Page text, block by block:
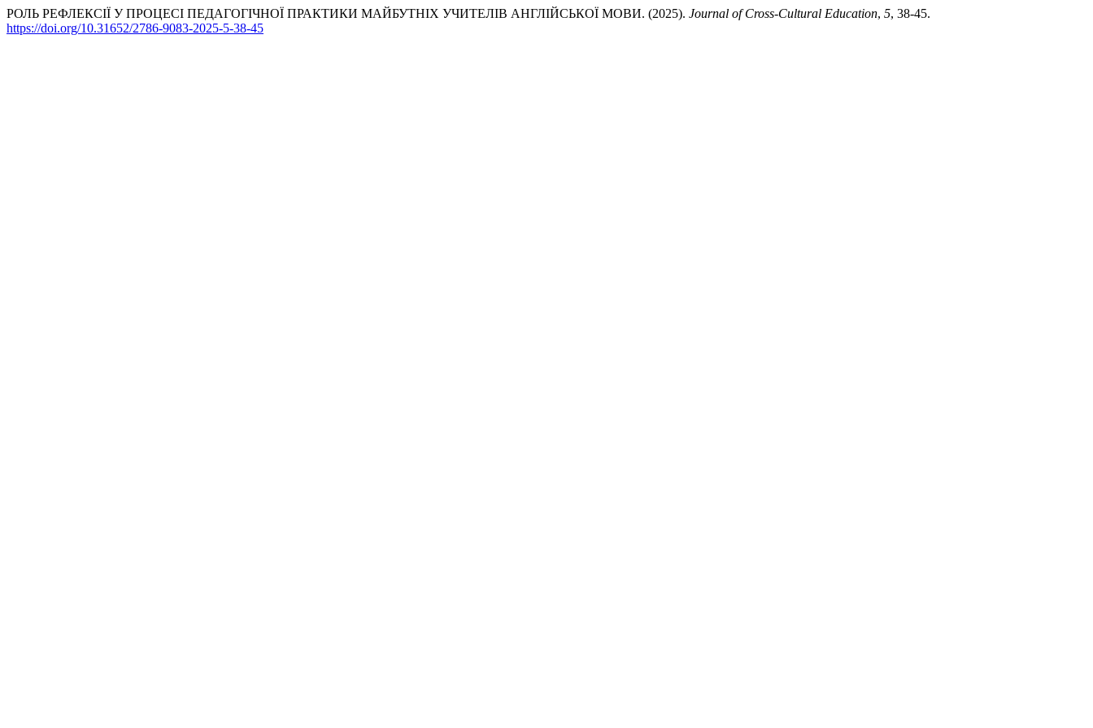
РОЛЬ РЕФЛЕКСІЇ У ПРОЦЕСІ ПЕДАГОГІЧНОЇ ПРАКТИКИ МАЙБУТНІХ УЧИТЕЛІВ АНГЛІЙСЬКОЇ МОВИ. (2025). Journal of Cross-Cultural Education, 5, 38-45.
https://doi.org/10.31652/2786-9083-2025-5-38-45